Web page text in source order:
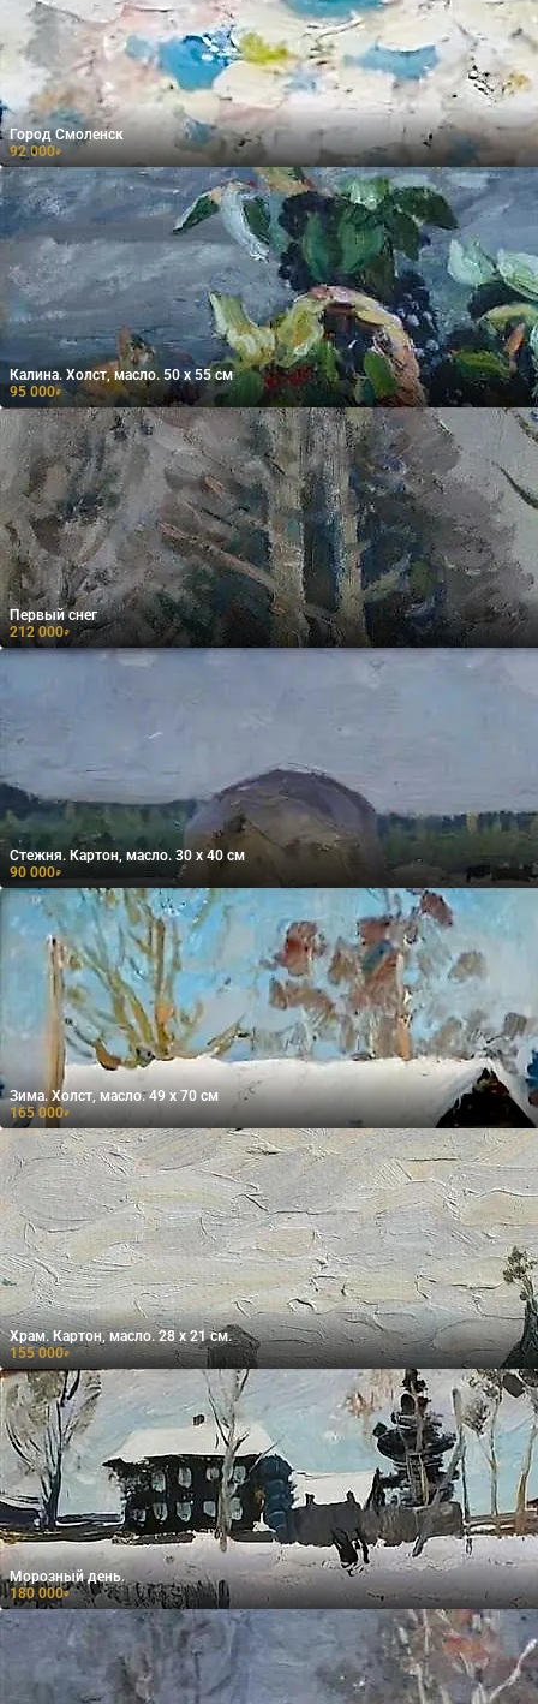
Город Смоленск
92 000₽
Калина. Холст, масло. 50 х 55 см
95 000₽
Первый снег
212 000₽
Стежня. Картон, масло. 30 х 40 см
90 000₽
Зима. Холст, масло. 49 х 70 см
165 000₽
Храм. Картон, масло. 28 х 21 см.
155 000₽
Морозный день.
180 000₽